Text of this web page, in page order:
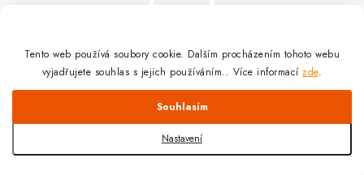
Tento web používá soubory cookie. Dalším procházením tohoto webu
vyjadřujete souhlas s jejich používáním.. Více informacízde.
Nastavení
Odmítnout
Souhlasím
Slovník pojmů
Obchodní podmínky
Podmínky ochrany osobních údajů
Berberin - co je zač?
10.3.2025
Facebook
Vytvořil Shoptet
Všechna práva vyhrazena.Upravit nastavení cookies